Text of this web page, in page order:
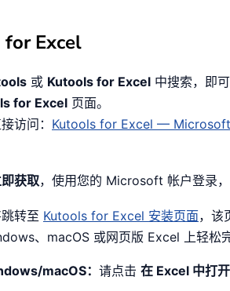
Excel
或 Kutools for Excel 中搜索，即
for Excel 页面。
访问： Kutools for Excel —
获取，使用您的 Microsoft 帐户登录，
转至 Kutools for Excel 安装页面，该
、macOS 或网页版 Excel 上轻松完
macOS： 请点击 在 Excel 中打开